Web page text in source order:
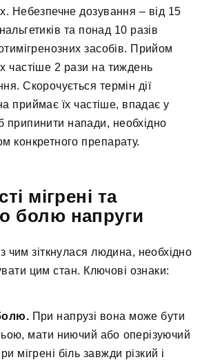
Небезпечне дозування – від 15
та понад 10 разів
засобів. Прийом
частіше 2 рази на тиждень
Скорочується термін дії
приймає їх частіше, впадає у
припинити напади, необхідно
конкретного препарату.
мігрені та
болю напруги
чим зіткнулася людина, необхідно
цим стан. Ключові ознаки:
При напрузі вона може бути
мати ниючий або оперізуючий
мігрені біль завжди різкий і